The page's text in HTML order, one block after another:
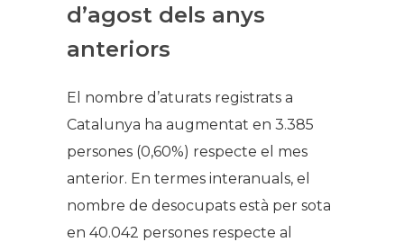
d’agost dels anys
anteriors
El nombre d’aturats registrats a
Catalunya ha augmentat en 3.385
persones (0,60%) respecte el mes
anterior. En termes interanuals, el
nombre de desocupats està per sota
en 40.042 persones respecte al